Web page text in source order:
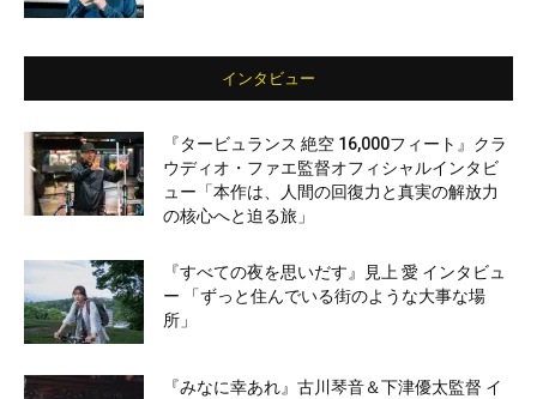
インタビュー
『タービュランス 絶空 16,000フィート』クラ
ウディオ・ファエ監督オフィシャルインタビ
ュー「本作は、人間の回復力と真実の解放力
の核心へと迫る旅」
『すべての夜を思いだす』見上 愛 インタビュ
ー 「ずっと住んでいる街のような大事な場
所」
『みなに幸あれ』古川琴音＆下津優太監督 イ